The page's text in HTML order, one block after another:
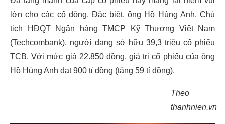
lớn cho các cổ đông. Đặc biệt, ông Hồ Hùng Anh, Chủ
tịch HĐQT Ngân hàng TMCP Kỹ Thương Việt Nam
(Techcombank), người đang sở hữu 39,3 triệu cổ phiếu
TCB. Với mức giá 22.850 đồng, giá trị cổ phiếu của ông
Hồ Hùng Anh đạt 900 tỉ đồng (tăng 59 tỉ đồng).
Theo
thanhnien.vn